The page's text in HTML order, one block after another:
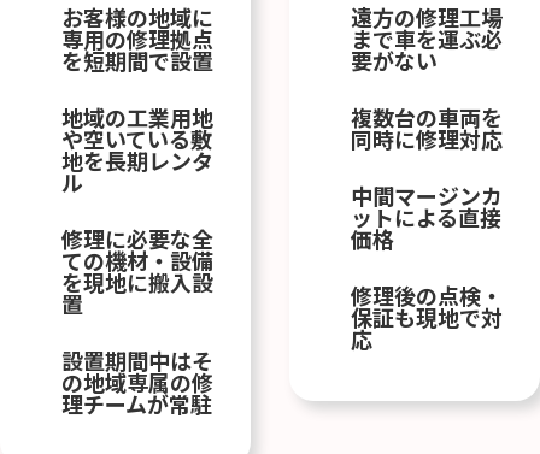
お客様の地域に
専用の修理拠点
を短期間で設置
地域の工業用地
や空いている敷
地を長期レンタ
ル
修理に必要な全
ての機材・設備
を現地に搬入設
置
設置期間中はそ
の地域専属の修
理チームが常駐
遠方の修理工場
まで車を運ぶ必
要がない
複数台の車両を
同時に修理対応
中間マージンカ
ットによる直接
価格
修理後の点検・
保証も現地で対
応